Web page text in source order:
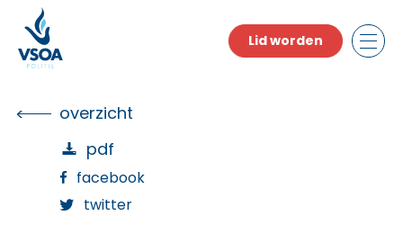
the
content
Lid worden
overzicht
pdf
facebook
twitter